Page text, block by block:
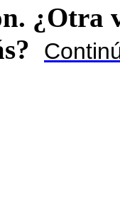
¿Otra